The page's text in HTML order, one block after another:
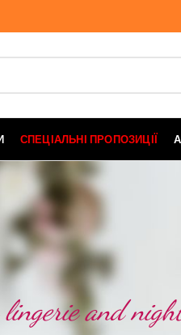
СПЕЦІАЛЬНІ ПРОПОЗИЦІЇ
and